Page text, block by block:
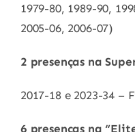
1979-80, 1989-90,
2005-06, 2006-07)
2 presenças na
2017-18 e 2023-34 –
6 presenças na